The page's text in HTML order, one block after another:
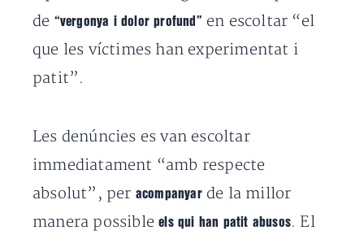
de “vergonya i dolor profund” en escoltar “el
que les víctimes han experimentat i
patit”.
Les denúncies es van escoltar
immediatament “amb respecte
absolut”, per acompanyar de la millor
manera possibleels qui han patit abusos. El